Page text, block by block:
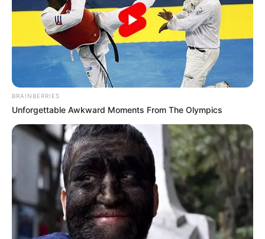
prestación del servicio en toda la ciudad.
Los taxis con otras terminaciones pueden operar con
normalidad y atender la demanda de pasajeros en las
diferentes localidades de la capital.
LEA TAMBIÉN
Galán da detalles del moderno
sistema de frenado del Metro: física
pura sobre rieles
¿Cuánto vale la multa por incumplir la
medida?
BRAINBERRIES
Unforgettable Awkward Moments From The Olympics